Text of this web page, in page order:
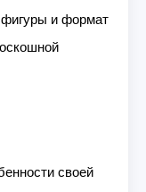
и формат
своей